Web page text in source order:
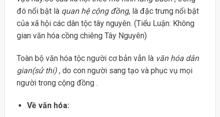
đó nổi bật là quan hệ cộng đồng, là đặc trưng nổi bật
của xã hội các dân tộc tây nguyên. (Tiểu Luận: Không
gian văn hóa cồng chiêng Tây Nguyên)
Toàn bộ văn hóa tộc người cơ bản vẫn là văn hóa dân
gian(sử thi), do con người sang tạo và phục vụ mọi
người trong cộng đồng .
Về văn hóa: